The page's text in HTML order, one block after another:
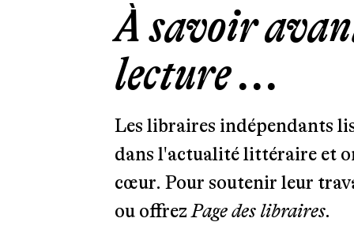
À savoir
lecture ...
Les libraires indépendants
dans l'actualité littéraire et
cœur. Pour soutenir leur
ou offrezPage des libraires.